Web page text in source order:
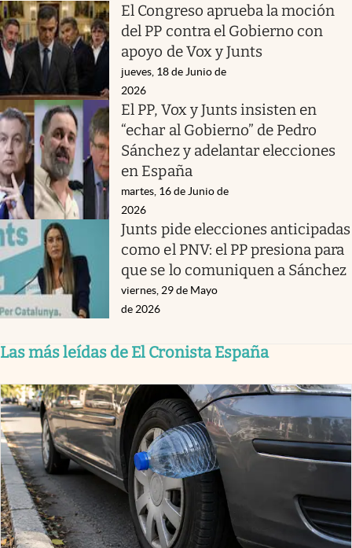
El Congreso aprueba la moción
del PP contra el Gobierno con
apoyo de Vox y Junts
jueves, 18 de Junio de
2026
El PP, Vox y Junts insisten en
“echar al Gobierno” de Pedro
Sánchez y adelantar elecciones
en España
martes, 16 de Junio de
2026
Junts pide elecciones anticipadas
como el PNV: el PP presiona para
que se lo comuniquen a Sánchez
viernes, 29 de Mayo
de 2026
Las más leídas de El Cronista España